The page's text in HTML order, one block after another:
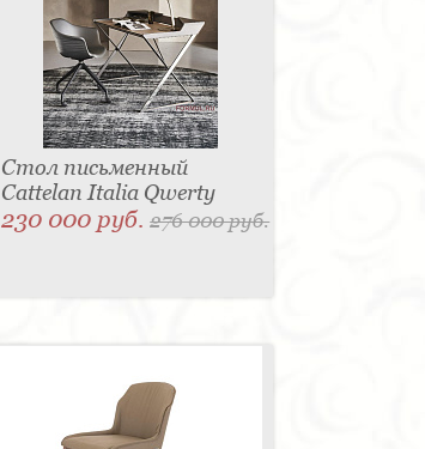
Стол письменный
Cattelan Italia Qwerty
230 000 руб.276 000 руб.